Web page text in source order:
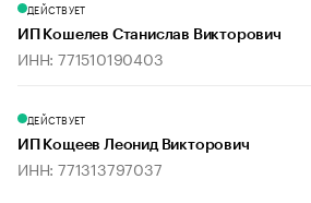
ДЕЙСТВУЕТ
ИП Кошелев Станислав Викторович
ИНН: 771510190403
ДЕЙСТВУЕТ
ИП Кощеев Леонид Викторович
ИНН: 771313797037